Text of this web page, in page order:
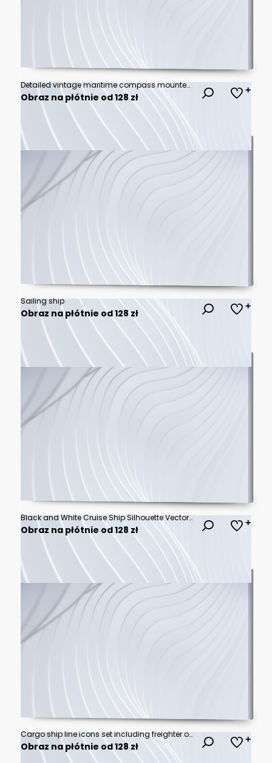
Detailed vintage maritime compass mounted on ship steering wheel.
Obraz na płótnie od 128 zł
Sailing ship
Obraz na płótnie od 128 zł
Black and White Cruise Ship Silhouette Vector Illustration
Obraz na płótnie od 128 zł
Cargo ship line icons set including freighter ocean vessel container carrier maritime transport logistics.
Obraz na płótnie od 128 zł